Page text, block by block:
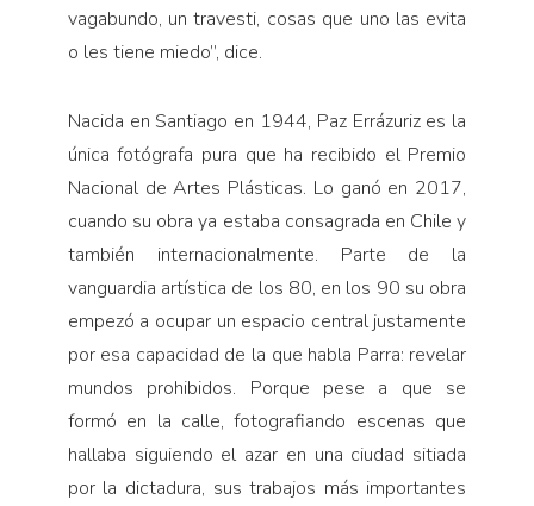
vagabundo, un travesti, cosas que uno las evita
o les tiene miedo”, dice.
Nacida en Santiago en 1944, Paz Errázuriz es la
única fotógrafa pura que ha recibido el Premio
Nacional de Artes Plásticas. Lo ganó en 2017,
cuando su obra ya estaba consagrada en Chile y
también internacionalmente. Parte de la
vanguardia artística de los 80, en los 90 su obra
empezó a ocupar un espacio central justamente
por esa capacidad de la que habla Parra: revelar
mundos prohibidos. Porque pese a que se
formó en la calle, fotografiando escenas que
hallaba siguiendo el azar en una ciudad sitiada
por la dictadura, sus trabajos más importantes